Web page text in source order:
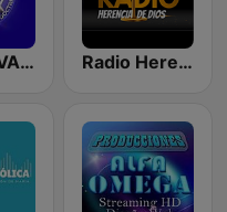
RADIO EVANGELICA CRISTO VIENE PRONTO Radio Herencia de Dios